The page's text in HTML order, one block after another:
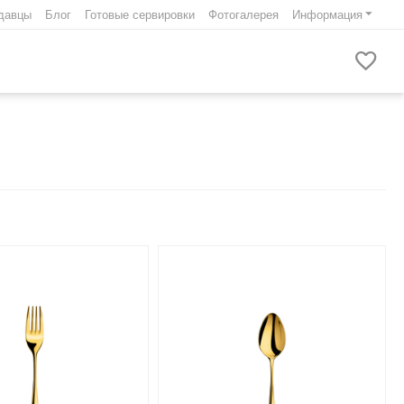
Блог Готовые сервировки Фотогалерея Информация